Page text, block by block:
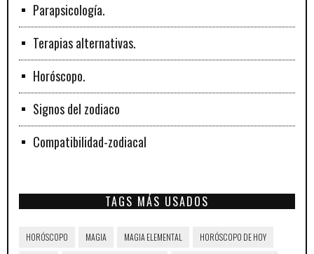
Parapsicología.
Terapias alternativas.
Horóscopo.
Signos del zodiaco
Compatibilidad-zodiacal
TAGS MÁS USADOS
HORÓSCOPO MAGIA MAGIA ELEMENTAL HORÓSCOPO DE HOY